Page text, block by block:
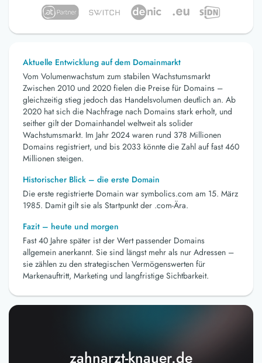
zahnarzt-knauer.de
Aktuelle Entwicklung auf dem Domainmarkt
Vom Volumenwachstum zum stabilen Wachstumsmarkt
Zwischen 2010 und 2020 fielen die Preise für Domains –
gleichzeitig stieg jedoch das Handelsvolumen deutlich an. Ab
2020 hat sich die Nachfrage nach Domains stark erholt, und
seither gilt der Domainhandel weltweit als solider
Wachstumsmarkt. Im Jahr 2024 waren rund 378 Millionen
Domains registriert, und bis 2033 könnte die Zahl auf fast 460
Millionen steigen.
Historischer Blick – die erste Domain
Die erste registrierte Domain war symbolics.com am 15. März
1985. Damit gilt sie als Startpunkt der .com-Ära.
Fazit – heute und morgen
Fast 40 Jahre später ist der Wert passender Domains
allgemein anerkannt. Sie sind längst mehr als nur Adressen –
sie zählen zu den strategischen Vermögenswerten für
Markenauftritt, Marketing und langfristige Sichtbarkeit.